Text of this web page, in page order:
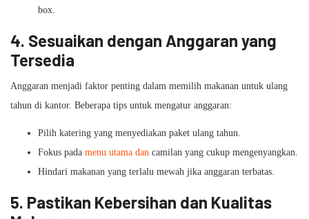
box.
4. Sesuaikan dengan Anggaran yang
Tersedia
Anggaran menjadi faktor penting dalam memilih makanan untuk ulang
tahun di kantor. Beberapa tips untuk mengatur anggaran:
Pilih katering yang menyediakan paket ulang tahun.
Fokus pada menu utama dan camilan yang cukup mengenyangkan.
Hindari makanan yang terlalu mewah jika anggaran terbatas.
5. Pastikan Kebersihan dan Kualitas